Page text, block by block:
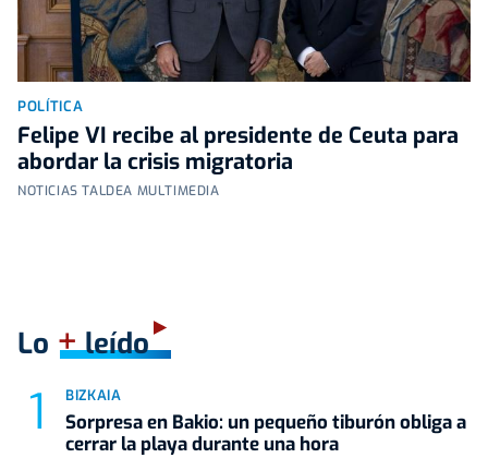
POLÍTICA
Felipe VI recibe al presidente de Ceuta para
abordar la crisis migratoria
NOTICIAS TALDEA MULTIMEDIA
Lo +leído
BIZKAIA
Sorpresa en Bakio: un pequeño tiburón obliga a
cerrar la playa durante una hora